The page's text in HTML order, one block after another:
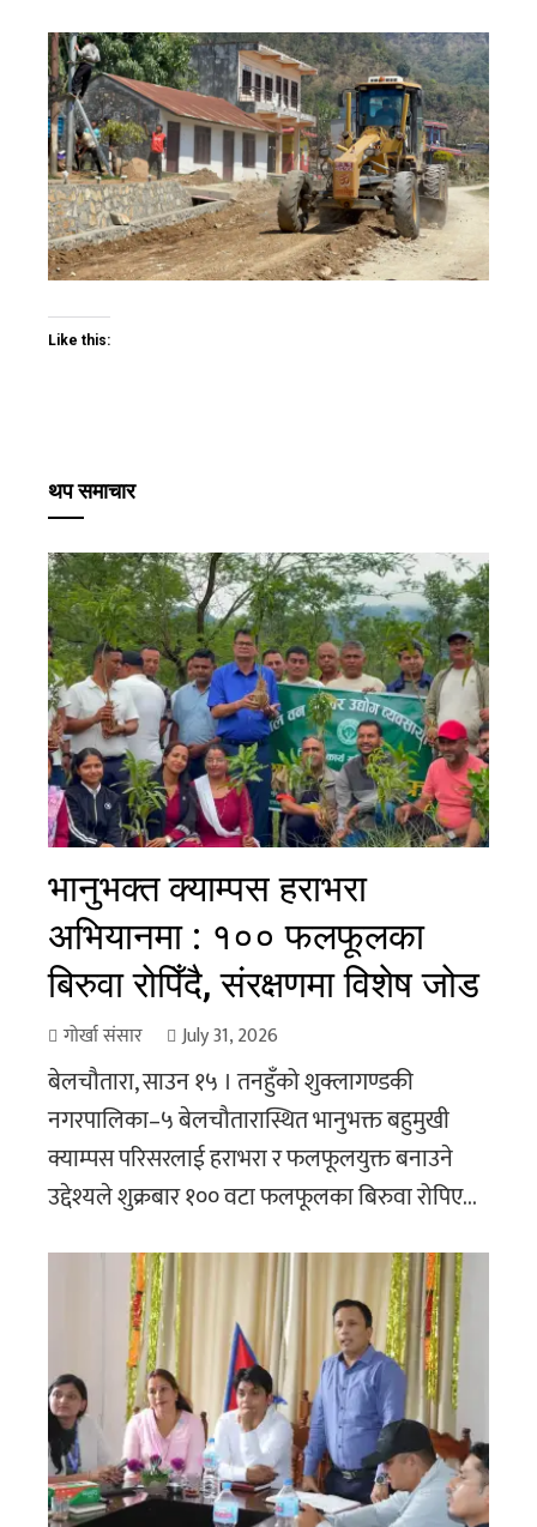
Like this:
थप समाचार
भानुभक्त क्याम्पस हराभरा
अभियानमा : १०० फलफूलका
बिरुवा रोपिँदै, संरक्षणमा विशेष जोड
गोर्खा संसार July 31, 2026
बेलचौतारा, साउन १५ । तनहुँको शुक्लागण्डकी
नगरपालिका–५ बेलचौतारास्थित भानुभक्त बहुमुखी
क्याम्पस परिसरलाई हराभरा र फलफूलयुक्त बनाउने
उद्देश्यले शुक्रबार १०० वटा फलफूलका बिरुवा रोपिए...